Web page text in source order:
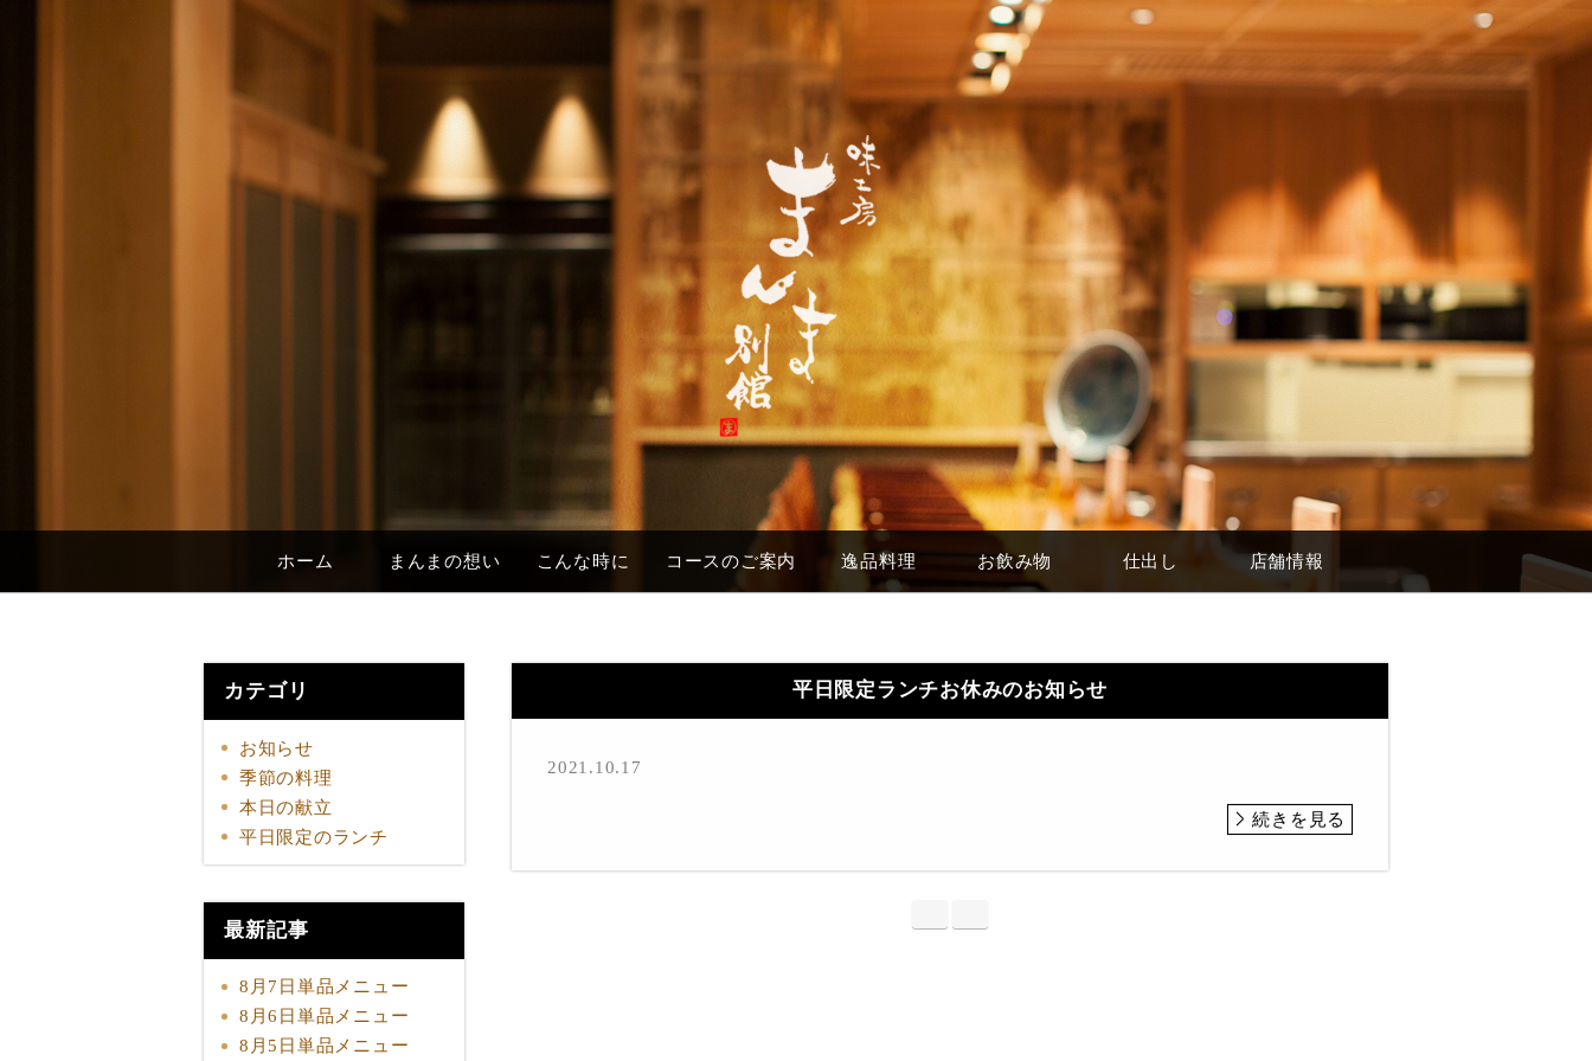
ホーム まんまの想い こんな時に コースのご案内 逸品料理 お飲み物 仕出し 店舗情報
カテゴリ
お知らせ
季節の料理
本日の献立
平日限定のランチ
最新記事
8月7日単品メニュー
8月6日単品メニュー
8月5日単品メニュー
平日限定ランチお休みのお知らせ
2021.10.17
続きを見る